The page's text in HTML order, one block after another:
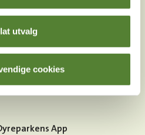
utvalg
cookies
LinkedIn
App